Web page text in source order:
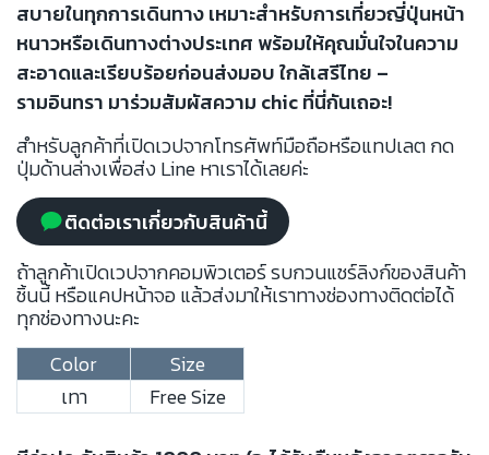
สบายในทุกการเดินทาง เหมาะสำหรับการเที่ยวญี่ปุ่นหน้า
หนาวหรือเดินทางต่างประเทศ พร้อมให้คุณมั่นใจในความ
สะอาดและเรียบร้อยก่อนส่งมอบ ใกล้เสรีไทย –
รามอินทรา มาร่วมสัมผัสความ chic ที่นี่กันเถอะ!
สำหรับลูกค้าที่เปิดเวปจากโทรศัพท์มือถือหรือแทปเลต กด
ปุ่มด้านล่างเพื่อส่ง Line หาเราได้เลยค่ะ
ติดต่อเราเกี่ยวกับสินค้านี้
ถ้าลูกค้าเปิดเวปจากคอมพิวเตอร์ รบกวนแชร์ลิงก์ของสินค้า
ชิ้นนี้ หรือแคปหน้าจอ แล้วส่งมาให้เราทางช่องทางติดต่อได้
ทุกช่องทางนะคะ
Color
Size
เทา
Free Size